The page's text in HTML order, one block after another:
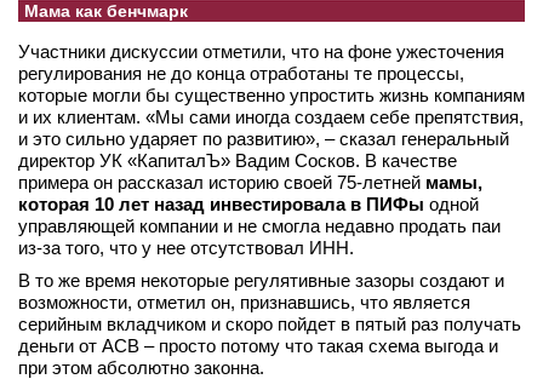
Мама как бенчмарк
Участники дискуссии отметили, что на фоне ужесточения
регулирования не до конца отработаны те процессы,
которые могли бы существенно упростить жизнь компаниям
и их клиентам. «Мы сами иногда создаем себе препятствия,
и это сильно ударяет по развитию», – сказал генеральный
директор УК «КапиталЪ» Вадим Сосков. В качестве
примера он рассказал историю своей 75-летней мамы,
которая 10 лет назад инвестировала в ПИФы одной
управляющей компании и не смогла недавно продать паи
из-за того, что у нее отсутствовал ИНН.
В то же время некоторые регулятивные зазоры создают и
возможности, отметил он, признавшись, что является
серийным вкладчиком и скоро пойдет в пятый раз получать
деньги от АСВ – просто потому что такая схема выгода и
при этом абсолютно законна.